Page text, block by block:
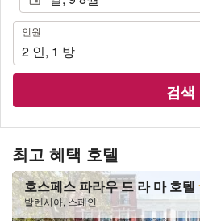
인
원
인원
2 인, 1 방
검색
최고 혜택 호텔
호스페스 파라우 드 라 마 호텔
발렌시아, 스페인